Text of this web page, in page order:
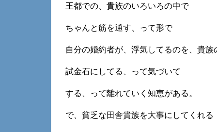
王都での、貴族のいろいろの中で
ちゃんと筋を通す、って形で
自分の婚約者が、浮気してるのを、貴族
試金石にしてる、って気づいて
する、って離れていく知恵がある。
で、貧乏な田舎貴族を大事にしてくれる